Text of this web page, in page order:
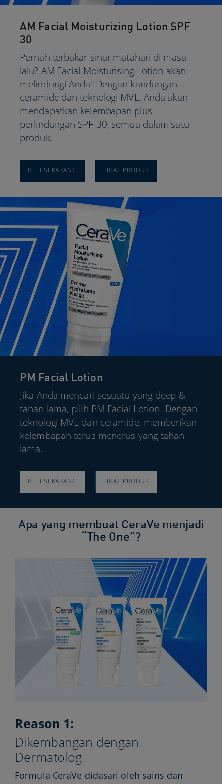
AM Facial Moisturizing Lotion SPF
30
Pernah terbakar sinar matahari di masa
lalu? AM Facial Moisturising Lotion akan
melindungi Anda! Dengan kandungan
ceramide dan teknologi MVE, Anda akan
mendapatkan kelembapan plus
perlindungan SPF 30, semua dalam satu
produk.
BELI SEKARANG​ LIHAT PRODUK​
PM Facial Lotion
Jika Anda mencari sesuatu yang deep &
tahan lama, pilih PM Facial Lotion. Dengan
teknologi MVE dan ceramide, memberikan
kelembapan terus menerus yang tahan
lama.​
BELI SEKARANG​ LIHAT PRODUK​
Apa yang membuat CeraVe menjadi
“The One”?​
Reason 1:
Dikembangan dengan
Dermatolog​
Formula CeraVe didasari oleh sains dan